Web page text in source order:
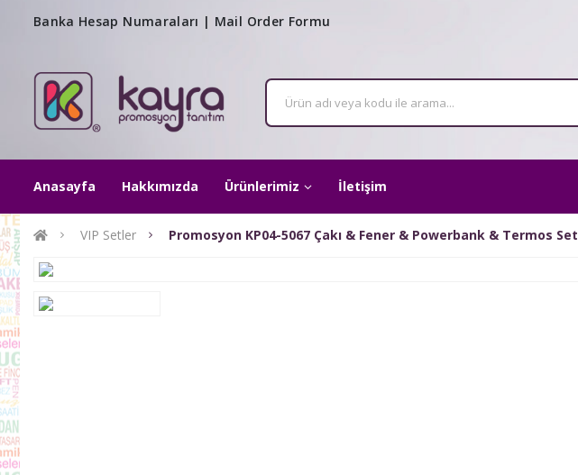
Banka Hesap Numaraları | Mail Order Formu
Anasayfa Hakkımızda Ürünlerimiz İletişim
VIP Setler Promosyon KP04-5067 Çakı & Fener & Powerbank & Termos Set